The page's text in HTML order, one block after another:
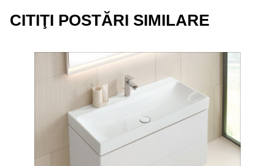
CITIŢI POSTĂRI SIMILARE